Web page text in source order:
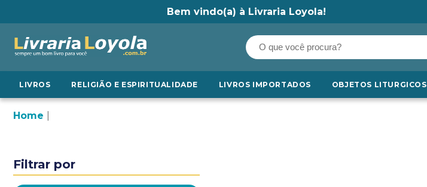
Bem vindo(a) à Livraria Loyola!
LIVROS RELIGIÃO E ESPIRITUALIDADE LIVROS IMPORTADOS OBJETOS LITURGICOS
Home
Filtrar por